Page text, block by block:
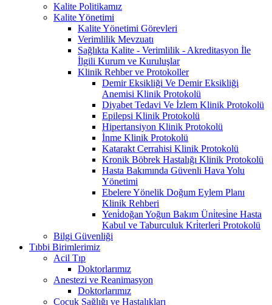
Kalite Politikamız
Kalite Yönetimi
Kalite Yönetimi Görevleri
Verimlilik Mevzuatı
Sağlıkta Kalite - Verimlilik - Akreditasyon İle
İlgili Kurum ve Kuruluşlar
Klinik Rehber ve Protokoller
Demir Eksikliği Ve Demir Eksikliği
Anemisi Klinik Protokolü
Diyabet Tedavi Ve İzlem Klinik Protokolü
Epilepsi Klinik Protokolü
Hipertansiyon Klinik Protokolü
İnme Klinik Protokolü
Katarakt Cerrahisi Klinik Protokolü
Kronik Böbrek Hastalığı Klinik Protokolü
Hasta Bakımında Güvenli Hava Yolu
Yönetimi
Ebelere Yönelik Doğum Eylem Planı
Klinik Rehberi
Yeni̇doğan Yoğun Bakım Üni̇tesi̇ne Hasta
Kabul ve Taburculuk Kri̇terleri̇ Protokolü
Bilgi Güvenliği
Tıbbi Birimlerimiz
Acil Tıp
Doktorlarımız
Anestezi ve Reanimasyon
Doktorlarımız
Çocuk Sağlığı ve Hastalıkları